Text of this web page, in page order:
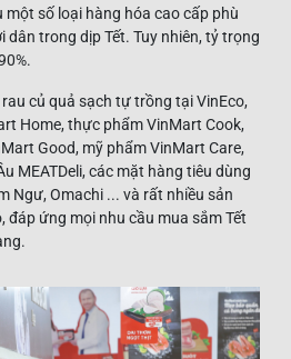
số loại hàng hóa cao cấp phù
dân trong dịp Tết. Tuy nhiên, tỷ trọng
củ quả sạch tự trồng tại VinEco,
Home, thực phẩm VinMart Cook,
Good, mỹ phẩm VinMart Care,
MEATDeli, các mặt hàng tiêu dùng
Ngư, Omachi ... và rất nhiều sản
đáp ứng mọi nhu cầu mua sắm Tết